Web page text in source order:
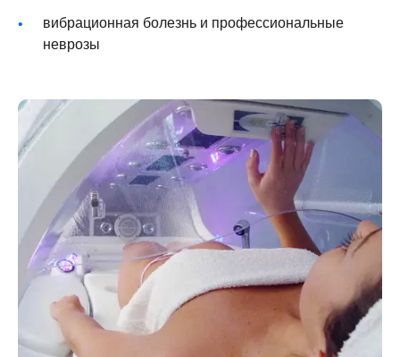
вибрационная болезнь и профессиональные
неврозы